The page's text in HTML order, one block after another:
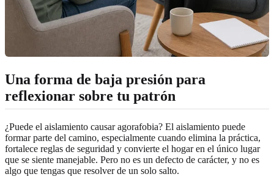
Una forma de baja presión para
reflexionar sobre tu patrón
¿Puede el aislamiento causar agorafobia? El aislamiento puede
formar parte del camino, especialmente cuando elimina la práctica,
fortalece reglas de seguridad y convierte el hogar en el único lugar
que se siente manejable. Pero no es un defecto de carácter, y no es
algo que tengas que resolver de un solo salto.